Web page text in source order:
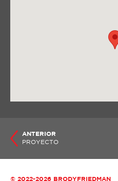
ANTERIOR
PROYECTO
© 2022-2026 BRODYFRIEDMAN